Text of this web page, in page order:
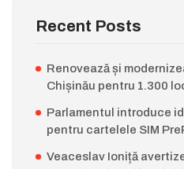
Recent Posts
Renovează și
Chișinău pentru 1.300
Parlamentul introduce
pentru cartelele SIM
Veaceslav Ioniță